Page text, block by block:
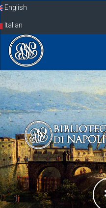
SkipEnglish
Italian